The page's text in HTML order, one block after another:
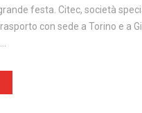
festa. Citec, società
con sede a Torino e a